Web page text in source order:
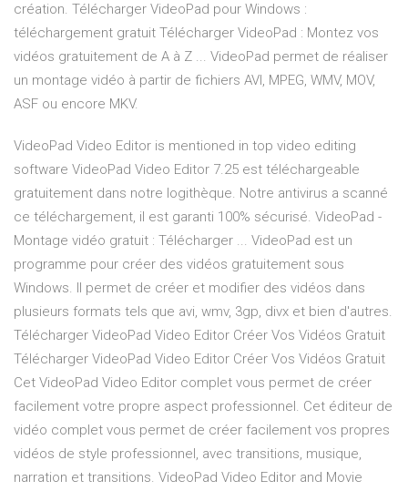
création. Télécharger VideoPad pour Windows :
téléchargement gratuit Télécharger VideoPad : Montez vos
vidéos gratuitement de A à Z ... VideoPad permet de réaliser
un montage vidéo à partir de fichiers AVI, MPEG, WMV, MOV,
ASF ou encore MKV.
VideoPad Video Editor is mentioned in top video editing
software VideoPad Video Editor 7.25 est téléchargeable
gratuitement dans notre logithèque. Notre antivirus a scanné
ce téléchargement, il est garanti 100% sécurisé. VideoPad -
Montage vidéo gratuit : Télécharger ... VideoPad est un
programme pour créer des vidéos gratuitement sous
Windows. Il permet de créer et modifier des vidéos dans
plusieurs formats tels que avi, wmv, 3gp, divx et bien d'autres.
Télécharger VideoPad Video Editor Créer Vos Vidéos Gratuit
Télécharger VideoPad Video Editor Créer Vos Vidéos Gratuit
Cet VideoPad Video Editor complet vous permet de créer
facilement votre propre aspect professionnel. Cet éditeur de
vidéo complet vous permet de créer facilement vos propres
vidéos de style professionnel, avec transitions, musique,
narration et transitions. VideoPad Video Editor and Movie